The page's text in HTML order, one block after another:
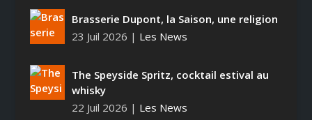
Brasserie Dupont, la Saison, une religion
23 Juil 2026 | Les News
The Speyside Spritz, cocktail estival au
whisky
22 Juil 2026 | Les News